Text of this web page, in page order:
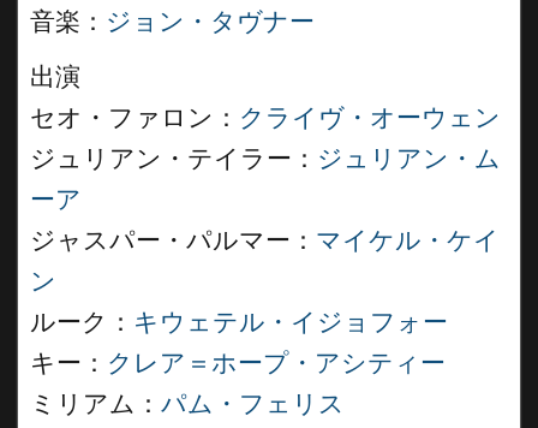
音楽： ジョン・タヴナー
出演
セオ・ファロン： クライヴ・オーウェン
ジュリアン・テイラー： ジュリアン・ム
ーア
ジャスパー・パルマー： マイケル・ケイ
ン
ルーク： キウェテル・イジョフォー
キー： クレア＝ホープ・アシティー
ミリアム： パム・フェリス